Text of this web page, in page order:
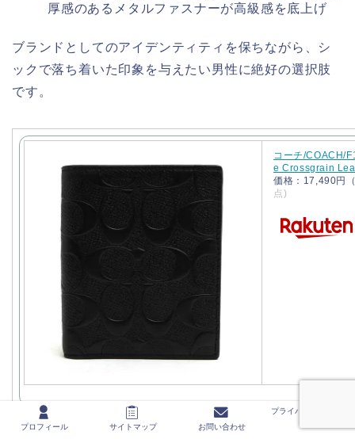
厚感のあるメタルファスナーが高級感を底上げ
ブランドとしてのアイデンティティを保ちながら、シ
ックで落ち着いた印象を与えたい男性に絶好の選択肢
です。
コーチ/COACH/
e Crossgrain
価格：17,490円
点)
プロフィール サイトマップ お問い合わせ
プライバシーポリシー